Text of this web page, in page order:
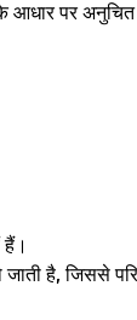
के आधार पर
हैं।
है, जिससे